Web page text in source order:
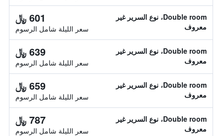
Double room، نوع السرير غير
معروف
601 ﷼
سعر الليلة شامل الرسوم
Double room، نوع السرير غير
معروف
639 ﷼
سعر الليلة شامل الرسوم
Double room، نوع السرير غير
معروف
659 ﷼
سعر الليلة شامل الرسوم
Double room، نوع السرير غير
معروف
787 ﷼
سعر الليلة شامل الرسوم